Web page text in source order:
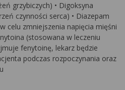
grzybiczych) • Digoksyna
czynności serca) • Diazepam
celu zmniejszenia napięcia mięśni
(stosowana w leczeniu
fenytoinę, lekarz będzie
podczas rozpoczynania oraz